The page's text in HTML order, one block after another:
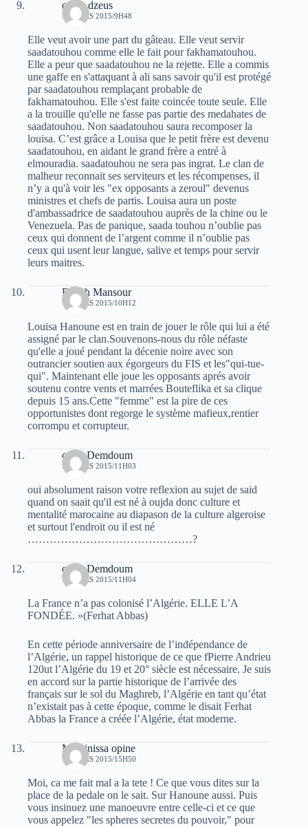
oziris dzeus
13 MARS 2015/9H48
Elle veut avoir une part du gâteau. Elle veut servir
saadatouhou comme elle le fait pour fakhamatouhou.
Elle a peur que saadatouhou ne la rejette. Elle a commis
une gaffe en s'attaquant à ali sans savoir qu'il est protégé
par saadatouhou remplaçant probable de
fakhamatouhou. Elle s'est faite coincée toute seule. Elle
a la trouille qu'elle ne fasse pas partie des medahates de
saadatouhou. Non saadatouhou saura recomposer la
louisa. C’est grâce a Louisa que le petit frère est devenu
saadatouhou, en aidant le grand frère a entré à
elmouradia. saadatouhou ne sera pas ingrat. Le clan de
malheur reconnait ses serviteurs et les récompenses, il
n’y a qu'à voir les "ex opposants a zeroul" devenus
ministres et chefs de partis. Louisa aura un poste
d'ambassadrice de saadatouhou auprès de la chine ou le
Venezuela. Pas de panique, saada touhou n’oublie pas
ceux qui donnent de l’argent comme il n’oublie pas
ceux qui usent leur langue, salive et temps pour servir
leurs maitres.
Rabah Mansour
13 MARS 2015/10H12
Louisa Hanoune est en train de jouer le rôle qui lui a été
assigné par le clan.Souvenons-nous du rôle néfaste
qu'elle a joué pendant la décenie noire avec son
outrancier soutien aux égorgeurs du FIS et les"qui-tue-
qui". Maintenant elle joue les opposants aprés avoir
soutenu contre vents et marrées Bouteflika et sa clique
depuis 15 ans.Cette "femme" est la pire de ces
opportunistes dont regorge le système mafieux,rentier
corrompu et corrupteur.
omar Demdoum
13 MARS 2015/11H03
oui absolument raison votre reflexion au sujet de said
quand on saait qu'il est né à oujda donc culture et
mentalité marocaine au diapason de la culture algeroise
et surtout l'endroit ou il est né
………………………………………?
omar Demdoum
13 MARS 2015/11H04
La France n’a pas colonisé l’Algérie. ELLE L’A
FONDÉE. »(Ferhat Abbas)
En cette période anniversaire de l’indépendance de
l’Algérie, un rappel historique de ce que fPierre Andrieu
120ut l’Algérie du 19 et 20° siècle est nécessaire. Je suis
en accord sur la partie historique de l’arrivée des
français sur le sol du Maghreb, l’Algérie en tant qu’état
n’existait pas à cette époque, comme le disait Ferhat
Abbas la France a créée l’Algérie, état moderne.
Massinissa opine
13 MARS 2015/15H50
Moi, ca me fait mal a la tete ! Ce que vous dites sur la
place de la pedale on le sait. Sur Hanoune aussi. Puis
vous insinuez une manoeuvre entre celle-ci et ce que
vous appelez "les spheres secretes du pouvoir," pour